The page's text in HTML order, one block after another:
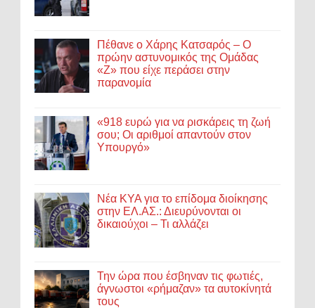
Πέθανε ο Χάρης Κατσαρός – Ο
πρώην αστυνομικός της Ομάδας
«Ζ» που είχε περάσει στην
παρανομία
«918 ευρώ για να ρισκάρεις τη ζωή
σου; Οι αριθμοί απαντούν στον
Υπουργό»
Νέα ΚΥΑ για το επίδομα διοίκησης
στην ΕΛ.ΑΣ.: Διευρύνονται οι
δικαιούχοι – Τι αλλάζει
Την ώρα που έσβηναν τις φωτιές,
άγνωστοι «ρήμαζαν» τα αυτοκίνητά
τους